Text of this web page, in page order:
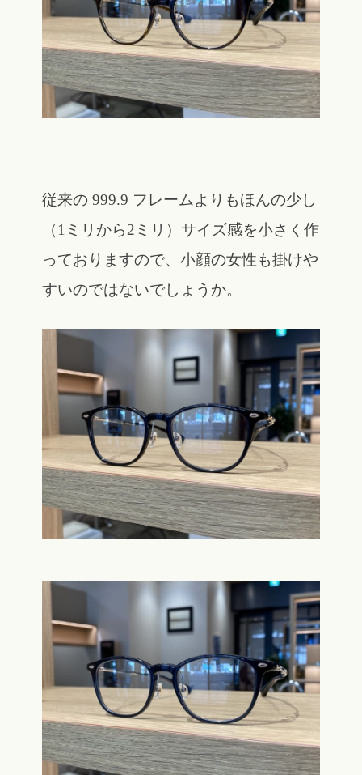
従来の 999.9 フレームよりもほんの少し
（1ミリから2ミリ）サイズ感を小さく作
っておりますので、小顔の女性も掛けや
すいのではないでしょうか。